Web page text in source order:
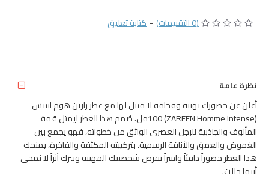
(0 التقييمات) - كتابة تعليق
نظرة عامة
أعلن عن حضورك بهيبة وفخامة لا مثيل لها مع عطر زارين هوم انتنس
(ZAREEN Homme Intense) 100مل. صُمم هذا العطر ليمثل قمة
المألوف والجاذبية للرجل العصري الواثق من خطواته، فهو يجمع بين
الغموض والعمق والأناقة الرسمية. بتركيبته المكثفة والفاخرة، يمنحك
هذا العطر حضوراً دافئاً وآسراً يفرض شخصيتك المهيبة ويترك أثراً لا يُمحى
أينما حللت.